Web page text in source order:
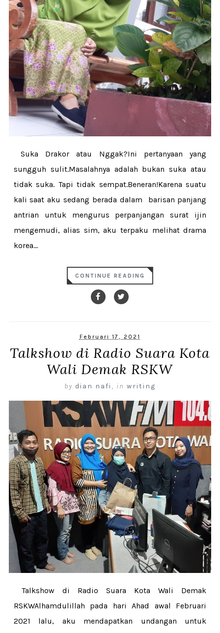
Suka Drakor atau Nggak?Ini pertanyaan yang
sungguh sulit.Masalahnya adalah bukan suka atau
tidak suka. Tapi tidak sempat.Beneran!Karena suatu
kali saat aku sedang berada dalam barisan panjang
antrian untuk mengurus perpanjangan surat ijin
mengemudi, alias sim, aku terpaku melihat drama
korea...
CONTINUE READING
Februari 17, 2021
Talkshow di Radio Suara Kota
Wali Demak RSKW
by dian nafi , in writing
Talkshow di Radio Suara Kota Wali Demak
RSKWAlhamdulillah pada hari Ahad awal Februari
2021 lalu, aku mendapatkan undangan untuk